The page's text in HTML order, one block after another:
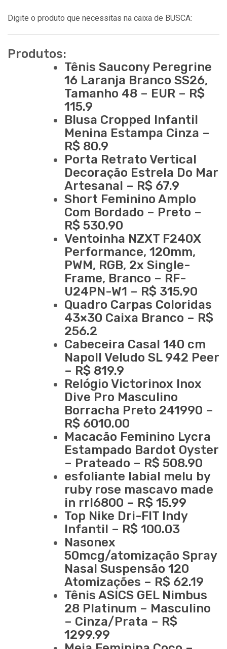
Digite o produto que necessitas na caixa de BUSCA:
Produtos:
Tênis Saucony Peregrine
16 Laranja Branco SS26,
Tamanho 48 – EUR – R$
115.9
Blusa Cropped Infantil
Menina Estampa Cinza –
R$ 80.9
Porta Retrato Vertical
Decoração Estrela Do Mar
Artesanal – R$ 67.9
Short Feminino Amplo
Com Bordado – Preto –
R$ 530.90
Ventoinha NZXT F240X
Performance, 120mm,
PWM, RGB, 2x Single-
Frame, Branco – RF-
U24PN-W1 – R$ 315.90
Quadro Carpas Coloridas
43×30 Caixa Branco – R$
256.2
Cabeceira Casal 140 cm
Napoll Veludo SL 942 Peer
– R$ 819.9
Relógio Victorinox Inox
Dive Pro Masculino
Borracha Preto 241990 –
R$ 6010.00
Macacão Feminino Lycra
Estampado Bardot Oyster
– Prateado – R$ 508.90
esfoliante labial melu by
ruby rose mascavo made
in rrl6800 – R$ 15.99
Top Nike Dri-FIT Indy
Infantil – R$ 100.03
Nasonex
50mcg/atomização Spray
Nasal Suspensão 120
Atomizações – R$ 62.19
Tênis ASICS GEL Nimbus
28 Platinum – Masculino
– Cinza/Prata – R$
1299.99